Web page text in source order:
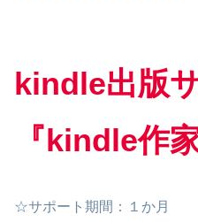
kindle出版
『kindle作
☆サポート期間：１か月